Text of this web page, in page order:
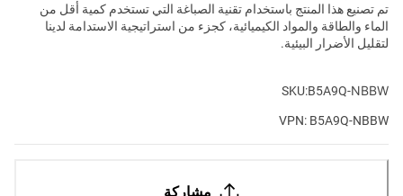
تم تصنيع هذا المنتج باستخدام تقنية الصباغة التي تستخدم كمية أقل من
الماء والطاقة والمواد الكيميائية، كجزء من استراتيجية الاستدامة لدينا
لتقليل الأضرار البيئية.
SKU:B5A9Q-NBBW
VPN: B5A9Q-NBBW
مشاركة